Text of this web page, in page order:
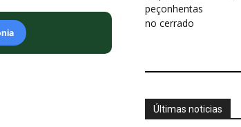
peçonhentas
no cerrado
Últimas noticias